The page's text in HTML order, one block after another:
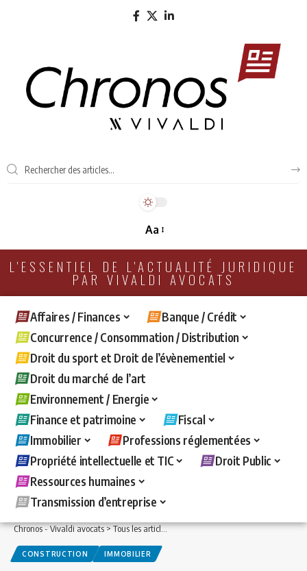
Aa
L'ESSENTIEL DE L'ACTUALITÉ JURIDIQUE
PAR VIVALDI AVOCATS
Affaires / Finances
Banque / Crédit
Concurrence / Consommation / Distribution
Droit du sport et Droit de l’évènementiel
Droit du marché de l’art
Environnement / Energie
Finance et patrimoine
Fiscal
Immobilier
Professions réglementées
Propriété intellectuelle et TIC
Droit Public
Ressources humaines
Transmission d’entreprise
Chronos - Vivaldi avocats>Tous les articles >Immobilier>Construction>Point
CONSTRUCTION IMMOBILIER